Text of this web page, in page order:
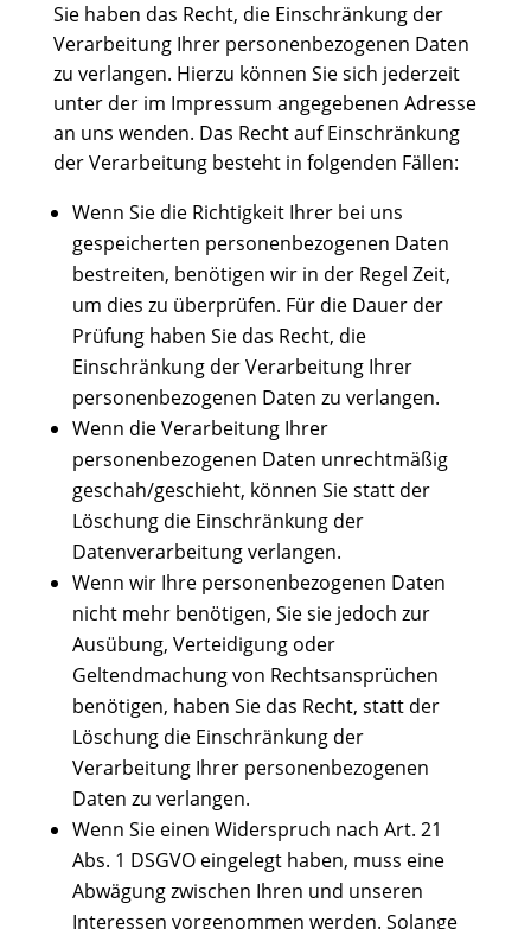
Sie haben das Recht, die Einschränkung der
Verarbeitung Ihrer personenbezogenen Daten
zu verlangen. Hierzu können Sie sich jederzeit
unter der im Impressum angegebenen Adresse
an uns wenden. Das Recht auf Einschränkung
der Verarbeitung besteht in folgenden Fällen:
Wenn Sie die Richtigkeit Ihrer bei uns
gespeicherten personenbezogenen Daten
bestreiten, benötigen wir in der Regel Zeit,
um dies zu überprüfen. Für die Dauer der
Prüfung haben Sie das Recht, die
Einschränkung der Verarbeitung Ihrer
personenbezogenen Daten zu verlangen.
Wenn die Verarbeitung Ihrer
personenbezogenen Daten unrechtmäßig
geschah/geschieht, können Sie statt der
Löschung die Einschränkung der
Datenverarbeitung verlangen.
Wenn wir Ihre personenbezogenen Daten
nicht mehr benötigen, Sie sie jedoch zur
Ausübung, Verteidigung oder
Geltendmachung von Rechtsansprüchen
benötigen, haben Sie das Recht, statt der
Löschung die Einschränkung der
Verarbeitung Ihrer personenbezogenen
Daten zu verlangen.
Wenn Sie einen Widerspruch nach Art. 21
Abs. 1 DSGVO eingelegt haben, muss eine
Abwägung zwischen Ihren und unseren
Interessen vorgenommen werden. Solange